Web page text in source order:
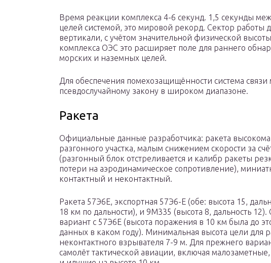
Время реакции комплекса 4-6 секунд. 1,5 секунды
целей системой, это мировой рекорд. Сектор работы
вертикали, с учётом значительной физической
комплекса ОЭС это расширяет поле для раннего
морских и наземных целей.
Для обеспечения помехозащищённости система связи
псевдослучайному закону в широком диапазоне.
Ракета
Официальные данные разработчика: ракета
разгонного участка, малым снижением скорости за
(разгонный блок отстреливается и калибр ракеты
потери на аэродинамическое сопротивление),
контактный и неконтактный.
Ракета 57Э6Е, экспортная 57Э6-Е (обе: высота 15,
18 км по дальности), и 9М335 (высота 8, дальность
вариант с 57Э6Е (высота поражения в 10 км была до
данных в каком году). Минимальная высота цели для
неконтактного взрывателя 7-9 м. Для прежнего
самолёт тактической авиации, включая